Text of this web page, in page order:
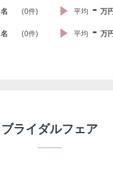
名 (0件) 平均 - 万
名 (0件) 平均 - 万
ブライダルフェア